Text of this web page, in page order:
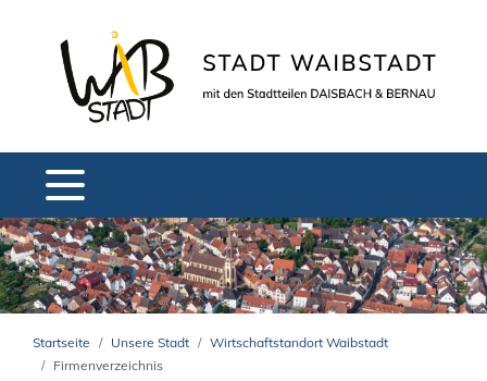
Startseite Unsere Stadt
Wirtschaftstandort Waibstadt
Firmenverzeichnis